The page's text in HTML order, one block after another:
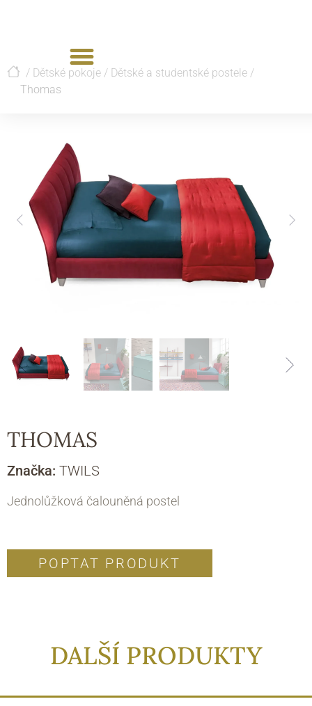
/ Dětské pokoje / Dětské a studentské postele /
Thomas
THOMAS
Značka: TWILS
Jednolůžková čalouněná postel
POPTAT PRODUKT
DALŠÍ PRODUKTY